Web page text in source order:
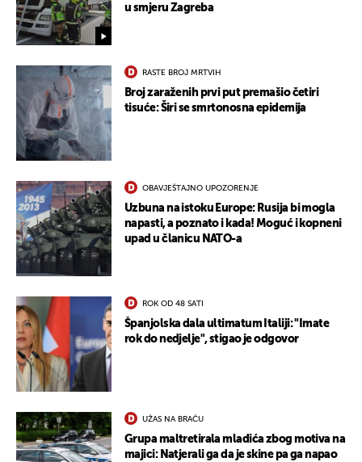
u smjeru Zagreba
RASTE BROJ MRTVIH
Broj zaraženih prvi put premašio četiri
tisuće: Širi se smrtonosna epidemija
OBAVJEŠTAJNO UPOZORENJE
Uzbuna na istoku Europe: Rusija bi mogla
napasti, a poznato i kada! Moguć i kopneni
upad u članicu NATO-a
ROK OD 48 SATI
Španjolska dala ultimatum Italiji: "Imate
rok do nedjelje", stigao je odgovor
UŽAS NA BRAČU
Grupa maltretirala mladića zbog motiva na
majici: Natjerali ga da je skine pa ga napao